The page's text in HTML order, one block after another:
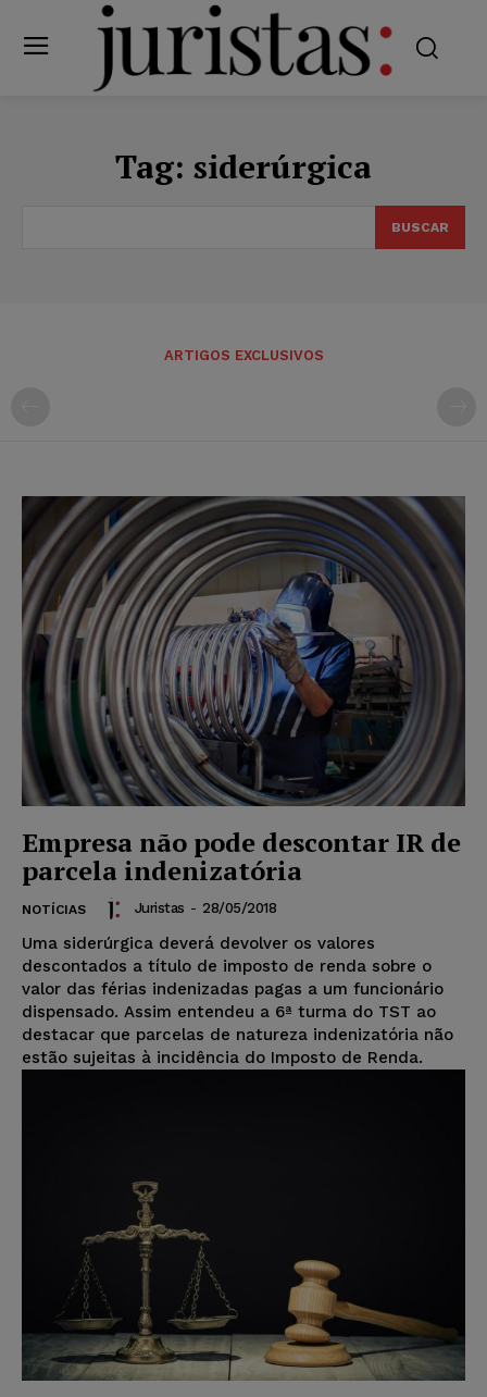
Tag: siderúrgica
BUSCAR
ARTIGOS EXCLUSIVOS
Empresa não pode descontar IR de
parcela indenizatória
NOTÍCIAS Juristas - 28/05/2018
Uma siderúrgica deverá devolver os valores
descontados a título de imposto de renda sobre o
valor das férias indenizadas pagas a um funcionário
dispensado. Assim entendeu a 6ª turma do TST ao
destacar que parcelas de natureza indenizatória não
estão sujeitas à incidência do Imposto de Renda.